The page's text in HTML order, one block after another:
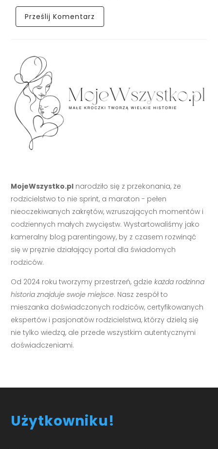
MojeWszystko.pl narodziło się z przekonania, że
rodzicielstwo to nie sprint, a maraton - pełen
nieoczekiwanych zakrętów, wzruszających momentów i
codziennych małych zwycięstw. Wystartowaliśmy jako
kameralny blog parentingowy, by z czasem rozwinąć
się w prężnie działający portal dla świadomych
rodziców.
Od 2024 roku tworzymy przestrzeń, gdziekażda rodzinna
historia znajduje swoje miejsce. Nasz zespół to
mieszanka doświadczonych rodziców, certyfikowanych
ekspertów i pasjonatów rodzicielstwa, którzy dzielą się
nie tylko wiedzą, ale przede wszystkim autentycznymi
doświadczeniami.
Użytkowniku!